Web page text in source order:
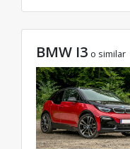
BMW I3 o similar